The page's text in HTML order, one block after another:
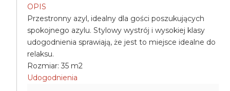
OPIS
Przestronny azyl, idealny dla gości poszukujących
spokojnego azylu. Stylowy wystrój i wysokiej klasy
udogodnienia sprawiają, że jest to miejsce idealne do
relaksu.
Rozmiar: 35 m2
Udogodnienia